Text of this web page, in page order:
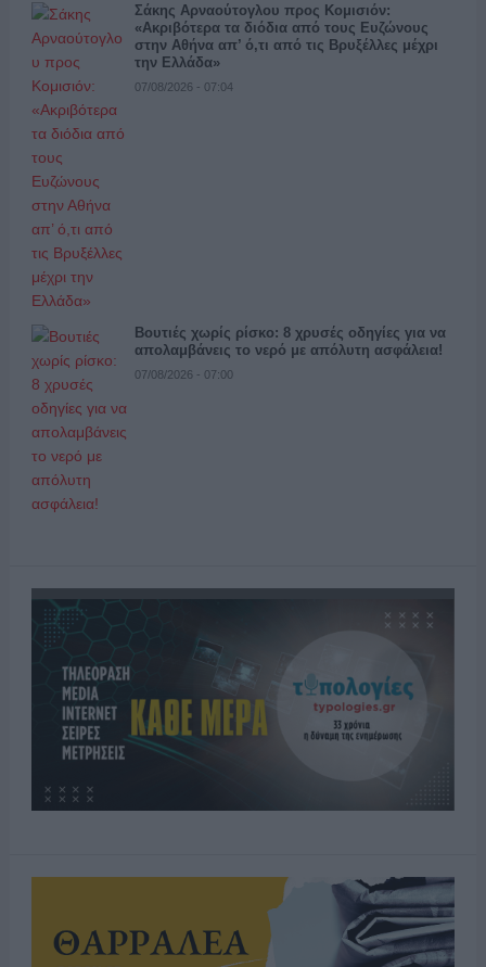
Σάκης Αρναούτογλου προς Κομισιόν:
«Ακριβότερα τα διόδια από τους Ευζώνους
στην Αθήνα απ’ ό,τι από τις Βρυξέλλες μέχρι
την Ελλάδα»
07/08/2026 - 07:04
Βουτιές χωρίς ρίσκο: 8 χρυσές οδηγίες για να
απολαμβάνεις το νερό με απόλυτη ασφάλεια!
07/08/2026 - 07:00